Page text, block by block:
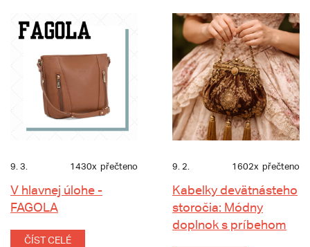
9. 3. 1430x přečteno
V hlavnej úlohe -
FAGOLA
ČÍST CELÉ
9. 2. 1602x přečteno
Kabelky devätnásteho
storočia: Módny
doplnok s príbehom